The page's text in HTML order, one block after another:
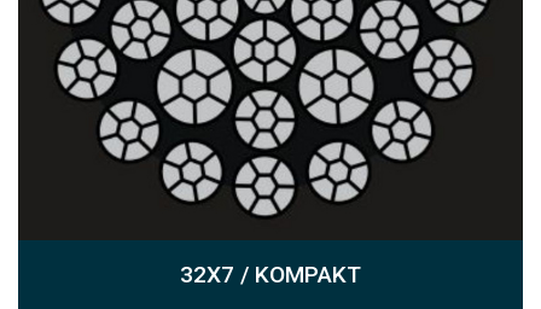
32X7 / KOMPAKT